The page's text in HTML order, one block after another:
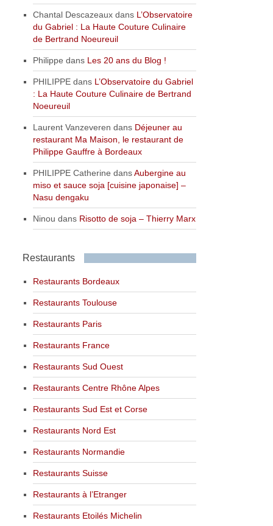
Chantal Descazeaux dans L’Observatoire
du Gabriel : La Haute Couture Culinaire
de Bertrand Noeureuil
Philippe dans Les 20 ans du Blog !
PHILIPPE dans L’Observatoire du Gabriel
: La Haute Couture Culinaire de Bertrand
Noeureuil
Laurent Vanzeveren dans Déjeuner au
restaurant Ma Maison, le restaurant de
Philippe Gauffre à Bordeaux
PHILIPPE Catherine dansAubergine au
miso et sauce soja [cuisine japonaise] –
Nasu dengaku
Ninou dans Risotto de soja – Thierry Marx
Restaurants
Restaurants Bordeaux
Restaurants Toulouse
Restaurants Paris
Restaurants France
Restaurants Sud Ouest
Restaurants Centre Rhône Alpes
Restaurants Sud Est et Corse
Restaurants Nord Est
Restaurants Normandie
Restaurants Suisse
Restaurants à l’Etranger
Restaurants Etoilés Michelin